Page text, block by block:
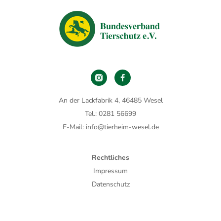
An der Lackfabrik 4, 46485 Wesel
Tel.: 0281 56699
E-Mail: info@tierheim-wesel.de
Rechtliches
Impressum
Datenschutz